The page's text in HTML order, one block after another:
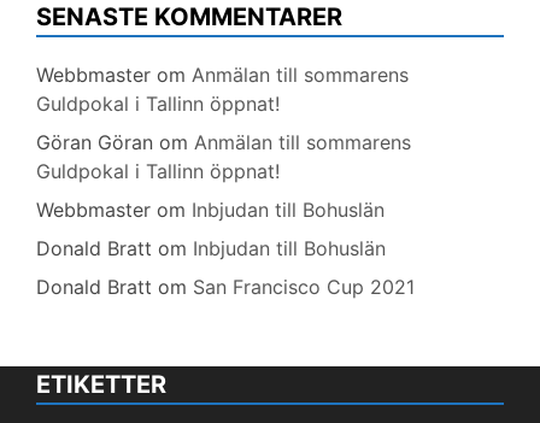
SENASTE KOMMENTARER
Webbmaster om Anmälan till sommarens
Guldpokal i Tallinn öppnat!
Göran Göran om Anmälan till sommarens
Guldpokal i Tallinn öppnat!
Webbmaster om Inbjudan till Bohuslän
Donald Bratt om Inbjudan till Bohuslän
Donald Bratt om San Francisco Cup 2021
ETIKETTER